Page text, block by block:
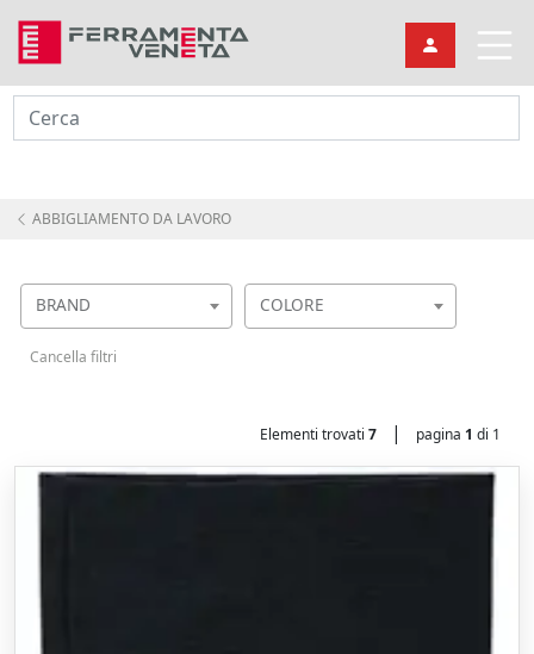
Cerca
ABBIGLIAMENTO DA LAVORO
BRAND COLORE
Cancella filtri
Elementi trovati 7 | pagina 1 di 1